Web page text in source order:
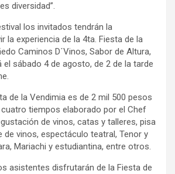
diversidad”.
los invitados tendrán la
la experiencia de la 4ta. Fiesta de la
Caminos D´Vinos, Sabor de Altura,
el sábado 4 de agosto, de 2 de la tarde
de la Vendimia es de 2 mil 500 pesos
tiempos elaborado por el Chef
de vinos, catas y talleres, pisa
de vinos, espectáculo teatral, Tenor y
Mariachi y estudiantina, entre otros.
asistentes disfrutarán de la Fiesta de